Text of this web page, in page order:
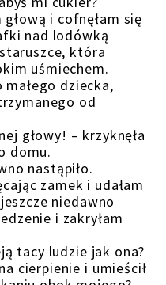
i cofnęłam się
nad lodówką
która
uśmiechem.
małego dziecka,
od
głowy! – krzyknęła
domu.
nastąpiło.
zamek i udałam
niedawno
i zakryłam
tacy ludzie jak ona?
cierpienie i umieścił